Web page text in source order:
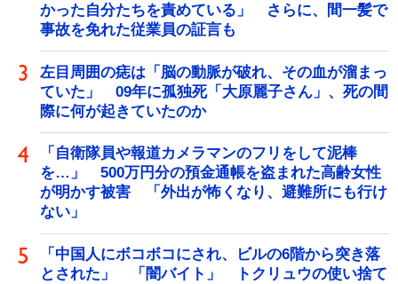
かった自分たちを責めている」 さらに、間一髪で
事故を免れた従業員の証言も
左目周囲の痣は「脳の動脈が破れ、その血が溜まっ
ていた」 09年に孤独死「大原麗子さん」、死の間
際に何が起きていたのか
「自衛隊員や報道カメラマンのフリをして泥棒
を…」 500万円分の預金通帳を盗まれた高齢女性
が明かす被害 「外出が怖くなり、避難所にも行け
ない」
「中国人にボコボコにされ、ビルの6階から突き落
とされた」 「闇バイト」 トクリュウの使い捨て